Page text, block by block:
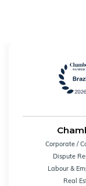
Corporate /
Dispute
Labour &
Real